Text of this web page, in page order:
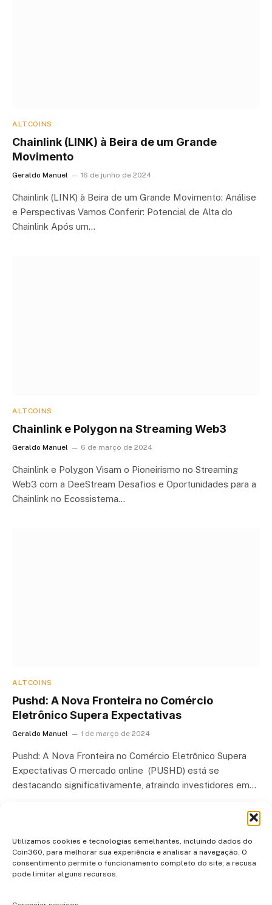
Utilizamos cookies e tecnologias semelhantes, incluindo dados do
Coin360, para melhorar sua experiência e analisar a navegação. O
consentimento permite o funcionamento completo do site; a recusa
pode limitar alguns recursos.
ALTCOINS
Chainlink (LINK) à Beira de um Grande
Movimento
Geraldo Manuel 16 de junho de 2024
Chainlink (LINK) à Beira de um Grande Movimento: Análise
e Perspectivas Vamos Conferir: Potencial de Alta do
Chainlink Após um…
ALTCOINS
Chainlink e Polygon na Streaming Web3
Geraldo Manuel 6 de março de 2024
Chainlink e Polygon Visam o Pioneirismo no Streaming
Web3 com a DeeStream Desafios e Oportunidades para a
Chainlink no Ecossistema…
ALTCOINS
Pushd: A Nova Fronteira no Comércio
Eletrônico Supera Expectativas
Geraldo Manuel 1 de março de 2024
Pushd: A Nova Fronteira no Comércio Eletrônico Supera
Expectativas O mercado online (PUSHD) está se
destacando significativamente, atraindo investidores em…